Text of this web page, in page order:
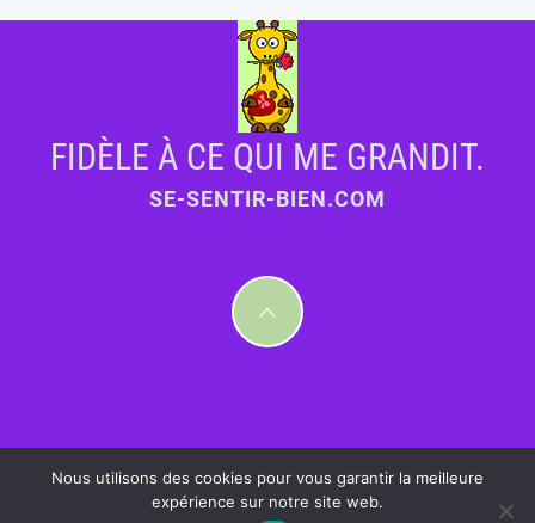
FIDÈLE À CE QUI ME GRANDIT.
SE-SENTIR-BIEN.COM
Nous utilisons des cookies pour vous garantir la meilleure
expérience sur notre site web.